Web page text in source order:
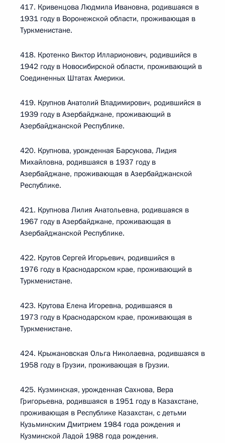
417. Кривенцова Людмила Ивановна, родившаяся в
1931 году в Воронежской области, проживающая в
Туркменистане.
418. Кротенко Виктор Илларионович, родившийся в
1942 году в Новосибирской области, проживающий в
Соединенных Штатах Америки.
419. Крупнов Анатолий Владимирович, родившийся в
1939 году в Азербайджане, проживающий в
Азербайджанской Республике.
420. Крупнова, урожденная Барсукова, Лидия
Михайловна, родившаяся в 1937 году в
Азербайджане, проживающая в Азербайджанской
Республике.
421. Крупнова Лилия Анатольевна, родившаяся в
1967 году в Азербайджане, проживающая в
Азербайджанской Республике.
422. Крутов Сергей Игорьевич, родившийся в
1976 году в Краснодарском крае, проживающий в
Туркменистане.
423. Крутова Елена Игоревна, родившаяся в
1973 году в Краснодарском крае, проживающая в
Туркменистане.
424. Крыжановская Ольга Николаевна, родившаяся в
1958 году в Грузии, проживающая в Грузии.
425. Кузминская, урожденная Сахнова, Вера
Григорьевна, родившаяся в 1951 году в Казахстане,
проживающая в Республике Казахстан, с детьми
Кузьминским Дмитрием 1984 года рождения и
Кузминской Ладой 1988 года рождения.